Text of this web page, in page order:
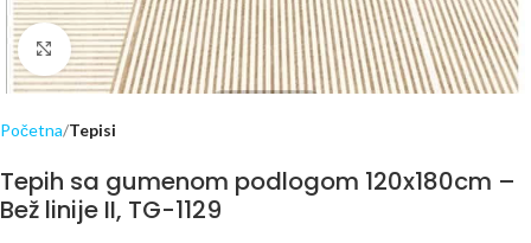
Click to enlarge
Početna Tepisi
Tepih sa gumenom podlogom 120x180cm –
Bež linije II, TG-1129